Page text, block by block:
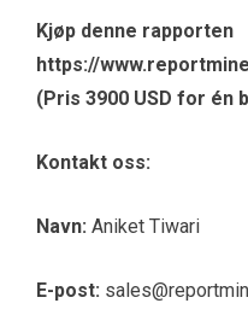
Kjøp denne rapporten
https://
(Pris 3900 USD for én
Kontakt oss:
Navn: Aniket Tiwari
E-post: